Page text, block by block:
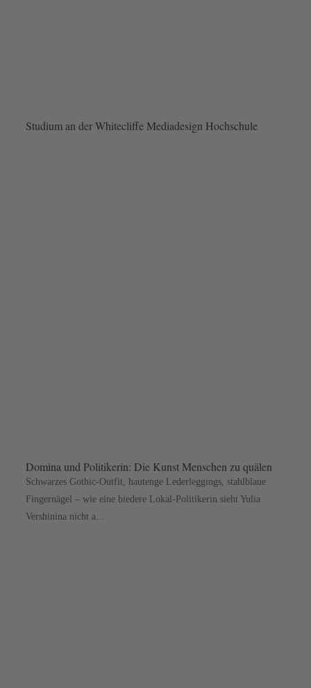
Studium an der Whitecliffe Mediadesign Hochschule
Domina und Politikerin: Die Kunst Menschen zu quälen
Schwarzes Gothic-Outfit, hautenge Lederleggings, stahlblaue
Fingernägel – wie eine biedere Lokal-Politikerin sieht Yulia
Vershinina nicht a...